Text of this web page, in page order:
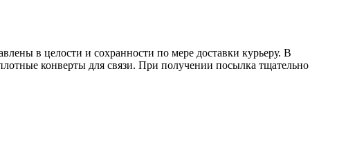
в целости и сохранности по мере доставки курьеру. В
конверты для связи. При получении посылка тщательно